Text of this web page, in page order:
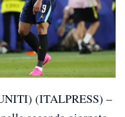
(ITALPRESS) –